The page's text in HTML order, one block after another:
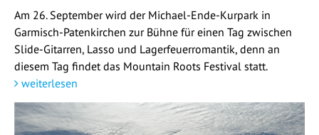
Am 26. September wird der Michael-Ende-Kurpark in
Garmisch-Patenkirchen zur Bühne für einen Tag zwischen
Slide-Gitarren, Lasso und Lagerfeuerromantik, denn an
diesem Tag findet das Mountain Roots Festival statt.
weiterlesen